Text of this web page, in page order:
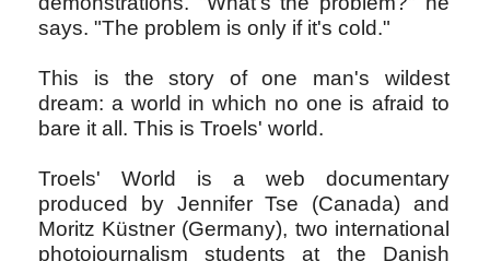
says. "The problem is only if it's cold."
This is the story of one man's wildest
dream: a world in which no one is afraid to
bare it all. This is Troels' world.
Troels' World is a web documentary
produced by Jennifer Tse (Canada) and
Moritz Küstner (Germany), two international
photojournalism students at the Danish